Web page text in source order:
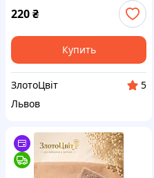
12 лет, розовая | ЗлотоЦвит
220₴
Купить
ЗлотоЦвіт
5
Львов